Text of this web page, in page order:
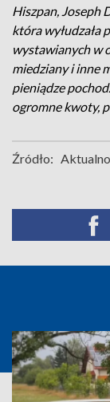
Hiszpan, Joseph
która wyłudzała
wystawianych w
miedziany i inne
pieniądze
ogromne kwoty,
Źródło: